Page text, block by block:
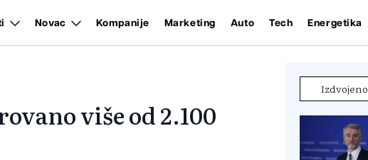
Novac Kompanije Marketing Auto Tech Energetika
više od 2.100
Izdvojeno